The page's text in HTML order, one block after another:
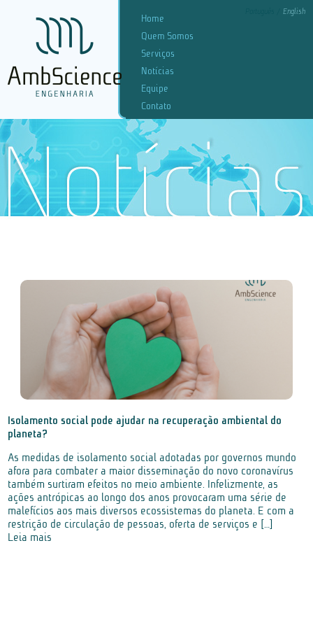
English
Home
Quem Somos
Serviços
Notícias
Equipe
Contato
Isolamento social pode ajudar na recuperação ambiental do
planeta?
As medidas de isolamento social adotadas por governos mundo
afora para combater a maior disseminação do novo coronavírus
também surtiram efeitos no meio ambiente. Infelizmente, as
ações antrópicas ao longo dos anos provocaram uma série de
malefícios aos mais diversos ecossistemas do planeta. E com a
restrição de circulação de pessoas, oferta de serviços e […]
Leia mais